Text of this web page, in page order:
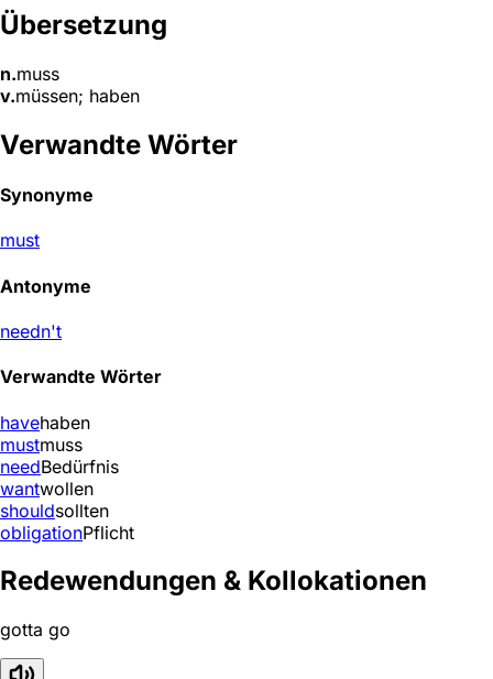
Übersetzung
n.muss
v.müssen; haben
Verwandte Wörter
Synonyme
must
Antonyme
needn't
Verwandte Wörter
havehaben
mustmuss
needBedürfnis
wantwollen
shouldsollten
obligationPflicht
Redewendungen & Kollokationen
gotta go